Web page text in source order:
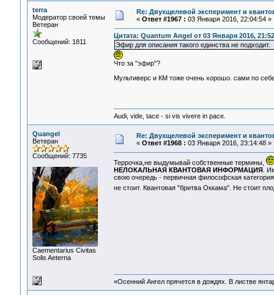
terra
Модератор своей темы
Ветеран
Сообщений: 1811
Re: Двухщелевой эксперимент и
« Ответ #1967 : 03 Января 2016, 22:04:54 »
Цитата: Quantum Angel от 03 Января 2016,
Эфир для описания такого единства не подходит.
Что за "эфир"?
Мультиверс и КМ тоже очень хорошо. сами по
Audi, vide, tace - si vis vivere in pace.
Quangel
Ветеран
Сообщений: 7735
Сaementarius Civitas
Solis Aeterna
Re: Двухщелевой эксперимент и
« Ответ #1968 : 03 Января 2016, 23:14:48 »
Террочка,не выдумывай собственные термины,
НЕЛОКАЛЬНАЯ КВАНТОВАЯ ИНФОРМАЦИЯ
.
свою очередь - первичная философская
не стоит. Квантовая "бритва Оккама". Не стоит
«Осенний Ангел прячется в дождях. В листве